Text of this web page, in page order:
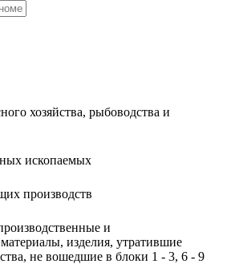
хозяйства, рыбоводства и
ископаемых
производств
и
изделия, утратившие
не вошедшие в блоки 1 - 3, 6 - 9